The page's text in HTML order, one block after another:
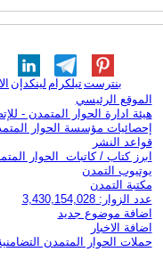
لينكدإن تيلكرامبنترست
الموقع الرئيسي
هيئة ادارة الحوار المتمدن -
إحصائيات مؤسسة الحوار
قواعد النشر
ابرز كتاب / كاتبات الحوار
يوتيوب التمدن
مكتبة التمدن
عدد الزوار: 3,430,154,028
اضافة موضوع جديد
اضافة الاخبار
حملات الحوار المتمدن